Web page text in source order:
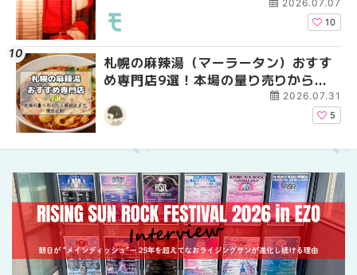
2026.07.07
10
札幌の麻辣湯（マーラータン）おすす
め専門店9選！本場の量り売りから最
新店まで徹底比較 | MouLa
HOKKAIDO
2026.07.31
5
2026年夏 恵庭市・千
イベントまとめ |
ーパーラウンジアネッ
介！！ | MouLa
2026年夏 札幌市南区
ントまとめ | MouLa